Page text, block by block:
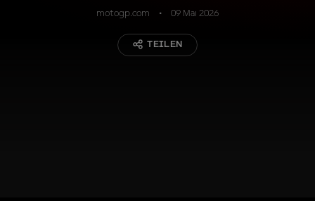
motogp.com 09 Mai 2026
TEILEN